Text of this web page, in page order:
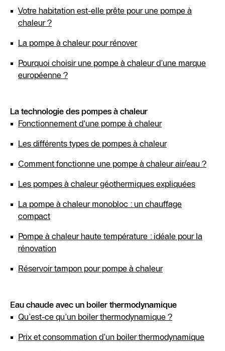
Votre habitation est-elle prête pour une pompe à
chaleur ?
La pompe à chaleur pour rénover
Pourquoi choisir une pompe à chaleur d’une marque
européenne ?
La technologie des pompes à chaleur
Fonctionnement d'une pompe à chaleur
Les différents types de pompes à chaleur
Comment fonctionne une pompe à chaleur air/eau ?
Les pompes à chaleur géothermiques expliquées
La pompe à chaleur monobloc : un chauffage
compact
Pompe à chaleur haute température : idéale pour la
rénovation
Réservoir tampon pour pompe à chaleur
Eau chaude avec un boiler thermodynamique
Qu’est-ce qu’un boiler thermodynamique ?
Prix et consommation d’un boiler thermodynamique